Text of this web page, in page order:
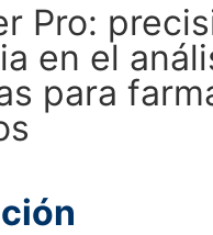
Pro:
en el
para